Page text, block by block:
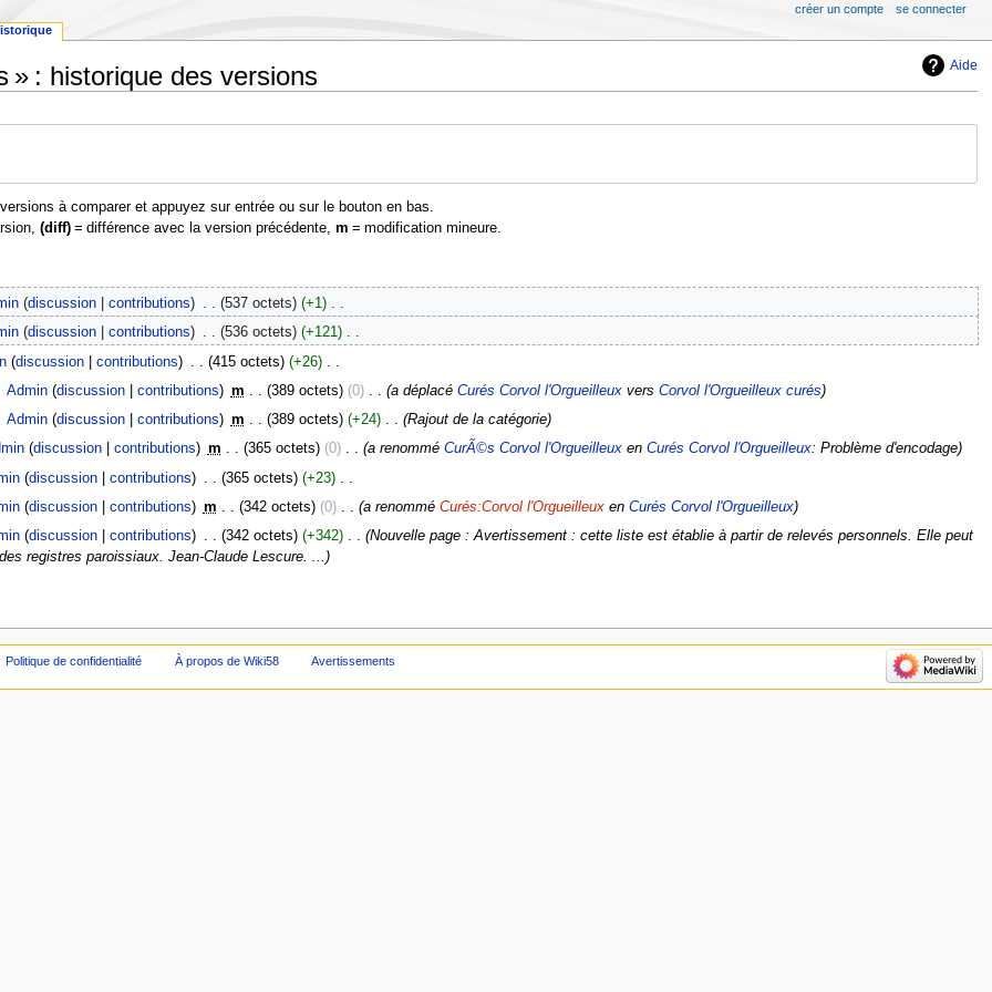
Aide
» : historique des versions
à comparer et appuyez sur entrée ou sur le bouton en bas.
(diff)= différence avec la version précédente, m = modification mineure.
discussion contributions 537 octets +1 ‎
discussion contributions 536 octets +121 ‎
discussion contributions 415 octets +26 ‎
Admin discussion contributions m 389 octets 0 ‎ a déplacé Curés Corvol l'Orgueilleuxvers Corvol l'Orgueilleux curés
Admin discussion contributions m 389 octets +24 ‎ Rajout de la catégorie
discussion contributions m 365 octets 0 ‎ a renommé CurÃ©s Corvol l'Orgueilleuxen Curés Corvol l'Orgueilleux: Problème d'encodage
discussion contributions 365 octets +23 ‎
discussion contributions m 342 octets 0 ‎ a renommé Curés:Corvol l'Orgueilleuxen Curés Corvol l'Orgueilleux
discussion contributions 342 octets +342 ‎
Nouvelle page : Avertissement : cette liste est établie à partir de relevés personnels. Elle peut
registres paroissiaux. Jean-Claude Lescure. ...
créer un compte se connecter
Politique de confidentialité À propos de Wiki58 Avertissements